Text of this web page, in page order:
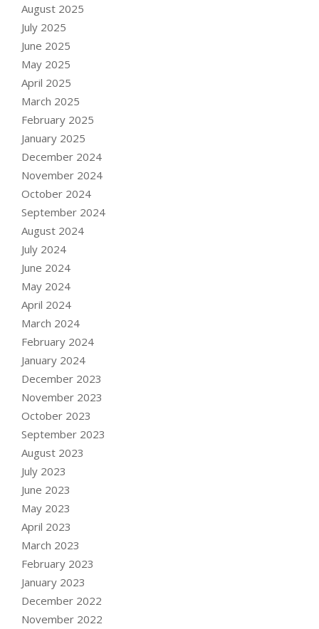
August 2025
July 2025
June 2025
May 2025
April 2025
March 2025
February 2025
January 2025
December 2024
November 2024
October 2024
September 2024
August 2024
July 2024
June 2024
May 2024
April 2024
March 2024
February 2024
January 2024
December 2023
November 2023
October 2023
September 2023
August 2023
July 2023
June 2023
May 2023
April 2023
March 2023
February 2023
January 2023
December 2022
November 2022